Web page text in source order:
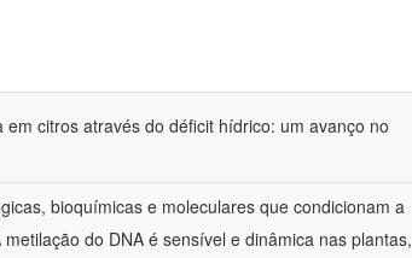
citros através do déficit hídrico: um avanço no
bioquímicas e moleculares que condicionam a
do DNA é sensível e dinâmica nas plantas,